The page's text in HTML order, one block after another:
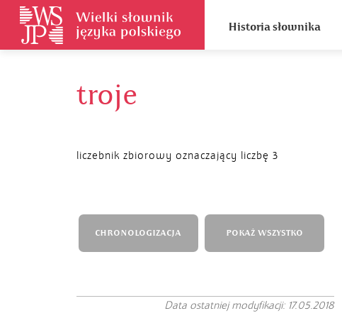
Historia słownika
troje
liczebnik zbiorowy oznaczający liczbę 3
CHRONOLOGIZACJA POKAŻ WSZYSTKO
Data ostatniej modyfikacji: 17.05.2018